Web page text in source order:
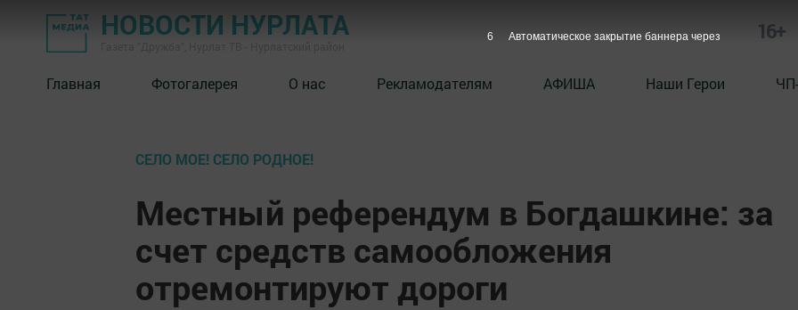
НОВОСТИ НУРЛАТА 16+
Главная Фотогалерея О нас Рекламодателям АФИША Наши Герои
СЕЛО МОЕ! СЕЛО РОДНОЕ!
Местный референдум в Богдашкине: за
счет средств самообложения
отремонтируют дороги
5 Автоматическое закрытие баннера через